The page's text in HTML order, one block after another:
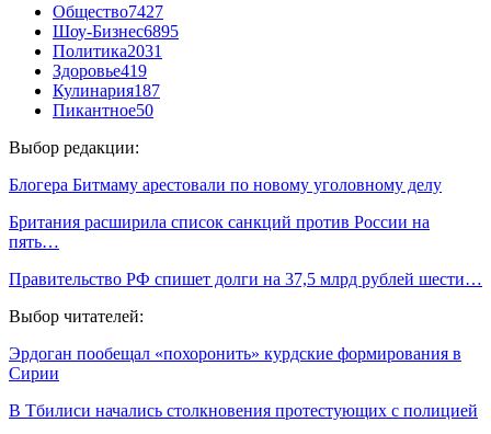
Общество7427
Шоу-Бизнес6895
Политика2031
Здоровье419
Кулинария187
Пикантное50
Выбор редакции:
Блогера Битмаму арестовали по новому уголовному делу
Британия расширила список санкций против России на
пять…
Правительство РФ спишет долги на 37,5 млрд рублей шести…
Выбор читателей:
Эрдоган пообещал «похоронить» курдcкие формирования в
Сирии
В Тбилиси начались столкновения протестующих с полицией